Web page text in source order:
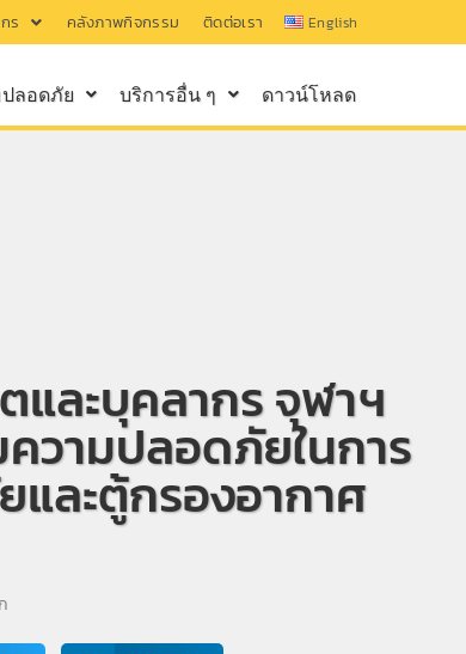
ร คลังภาพกิจกรรม ติดต่อเรา English
ลอดภัย บริการอื่น ๆ ดาวน์โหลด
ละบุคลากร จุฬาฯ
ความปลอดภัยในการ
และตู้กรองอากาศ